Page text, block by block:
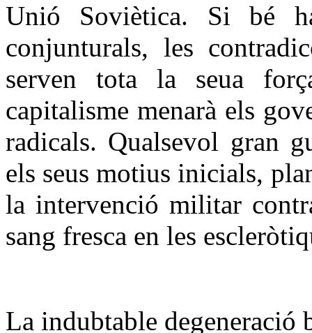
Unió Soviètica. Si bé
conjunturals, les
serven tota la seua
capitalisme menarà els
radicals. Qualsevol gran
els seus motius inicials,
la intervenció militar
sang fresca en les
La indubtable degeneració